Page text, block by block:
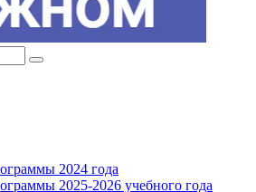
2024 года
2025-2026 учебного года